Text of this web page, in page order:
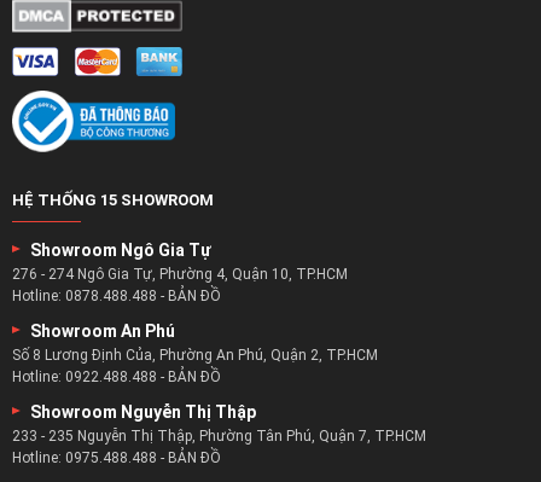
HỆ THỐNG 15 SHOWROOM
Showroom Ngô Gia Tự
276 - 274 Ngô Gia Tự, Phường 4, Quận 10, TP.HCM
Hotline: 0878.488.488 - BẢN ĐỒ
Showroom An Phú
Số 8 Lương Định Của, Phường An Phú, Quận 2, TP.HCM
Hotline: 0922.488.488 - BẢN ĐỒ
Showroom Nguyễn Thị Thập
233 - 235 Nguyễn Thị Thập, Phường Tân Phú, Quận 7, TP.HCM
Hotline: 0975.488.488 - BẢN ĐỒ